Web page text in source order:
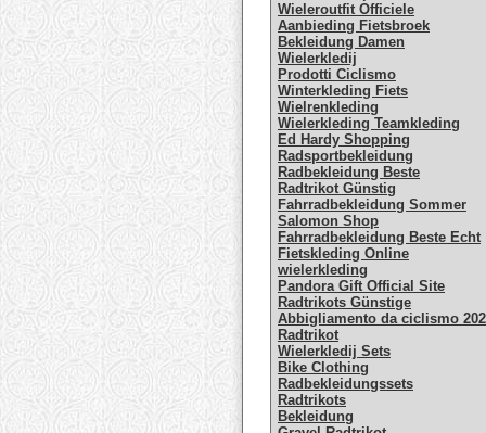
Wieleroutfit Officiele
Aanbieding Fietsbroek
Bekleidung Damen
Wielerkledij
Prodotti Ciclismo
Winterkleding Fiets
Wielrenkleding
Wielerkleding Teamkleding
Ed Hardy Shopping
Radsportbekleidung
Radbekleidung Beste
Radtrikot Günstig
Fahrradbekleidung Sommer
Salomon Shop
Fahrradbekleidung Beste Echt
Fietskleding Online
wielerkleding
Pandora Gift Official Site
Radtrikots Günstige
Abbigliamento da ciclismo
Radtrikot
Wielerkledij Sets
Bike Clothing
Radbekleidungssets
Radtrikots
Bekleidung